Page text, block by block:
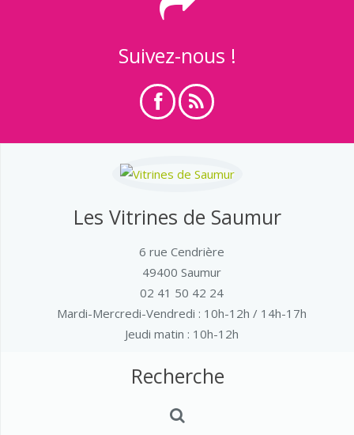
Suivez-nous !
Les Vitrines de Saumur
6 rue Cendrière
49400 Saumur
02 41 50 42 24
Mardi-Mercredi-Vendredi : 10h-12h / 14h-17h
Jeudi matin : 10h-12h
Recherche